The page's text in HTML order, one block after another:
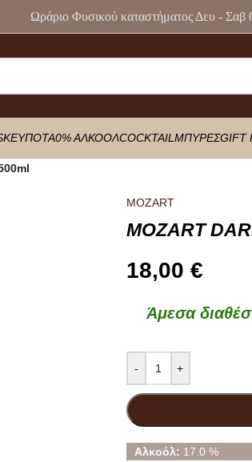
Ωράριο Φυσικού καταστήματος Δευ - Σαβ
ΠΟΤΑ0% ΑΛΚΟΟΛCOCKTAIL ΜΠΥΡΕΣGIFT
MOZART
MOZART
18,00 €
Άμεσα
- +
Αλκοόλ: 17.0 %